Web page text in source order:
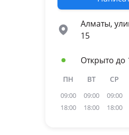
Алматы,
15
Открыто до
ПН
09:00
18:00
ВТ
09:00
18:00
СР
09:00
18:00